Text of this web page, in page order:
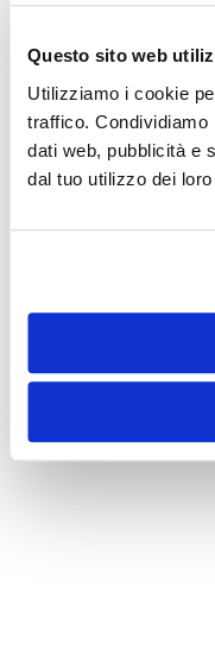
Questo sito web
Utilizziamo i cookie
traffico.
dati web, pubblicità e
dal tuo utilizzo dei